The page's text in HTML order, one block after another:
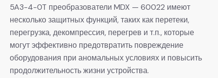
5A3-4-0T преобразователи MDX — 60022 имеют
несколько защитных функций, таких как перетеки,
перегрузка, декомпрессия, перегрев и т.п., которые
могут эффективно предотвратить повреждение
оборудования при аномальных условиях и повысить
продолжительность жизни устройства.